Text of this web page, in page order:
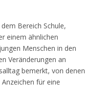
Bereich Schule,
einem ähnlichen
Menschen in den
Veränderungen an
bemerkt, von denen
für eine